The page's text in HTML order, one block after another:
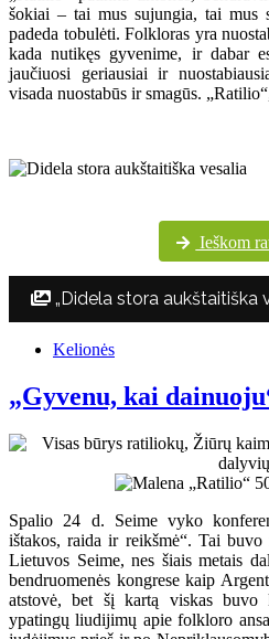
šokiai – tai mus sujungia, tai mus
padeda tobulėti. Folkloras yra
kada nutikęs gyvenime, ir dabar
jaučiuosi geriausiai ir
visada nuostabūs ir smagūs.
Ieškom
„Didela stora aukštaitiška
Kelionės
„Gyvenu, kai
Spalio 24 d. Seime vyko
ištakos, raida ir reikšmė“. Tai buvo
Lietuvos Seime, nes šiais metais
bendruomenės kongrese kaip
atstovė, bet šį kartą viskas buvo
ypatingų liudijimų apie folkloro